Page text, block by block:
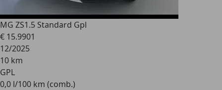
MG ZS1.5 Standard Gpl
€ 15.9901
12/2025
10 km
GPL
0,0 l/100 km (comb.)